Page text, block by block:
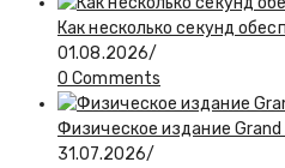
Как несколько секунд
01.08.2026/
0 Comments
Физическое издание
31.07.2026/